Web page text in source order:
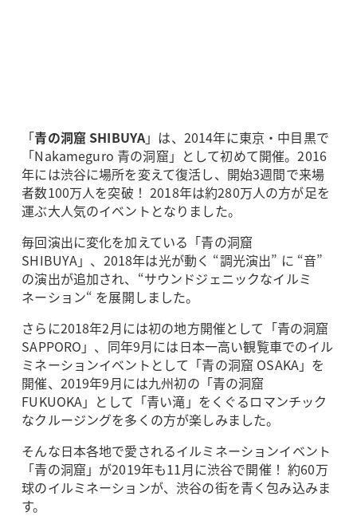
「青の洞窟 SHIBUYA」は、2014年に東京・中目黒で
「Nakameguro 青の洞窟」として初めて開催。2016
年には渋谷に場所を変えて復活し、開始3週間で来場
者数100万人を突破！ 2018年は約280万人の方が足を
運ぶ大人気のイベントとなりました。
毎回演出に変化を加えている「青の洞窟
SHIBUYA」、2018年は光が動く “調光演出” に “音”
の演出が追加され、“サウンドジェニックなイルミ
ネーション“ を展開しました。
さらに2018年2月には初の地方開催として「青の洞窟
SAPPORO」、同年9月には日本一高い観覧車でのイル
ミネーションイベントとして「青の洞窟 OSAKA」を
開催、2019年9月には九州初の「青の洞窟
FUKUOKA」として「青い滝」をくぐるロマンチック
なクルージングを多くの方が楽しみました。
そんな日本各地で愛されるイルミネーションイベント
「青の洞窟」が2019年も11月に渋谷で開催！ 約60万
球のイルミネーションが、渋谷の街を青く包み込みま
す。